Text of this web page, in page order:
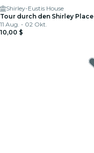
Shirley-Eustis House
Tour durch den Shirley Place
11 Aug. - 02 Okt.
10,00 $